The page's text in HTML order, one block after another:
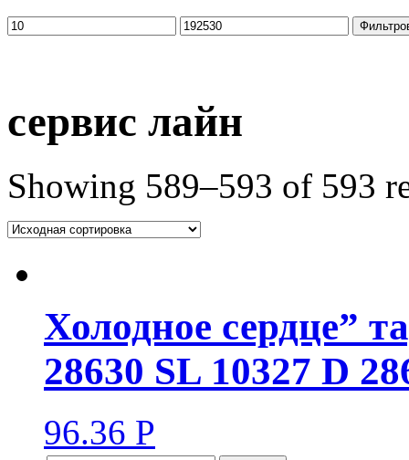
сервис лайн
Showing 589–593 of 593
Холодное сердце”
28630 SL 10327 D
96.36 Р